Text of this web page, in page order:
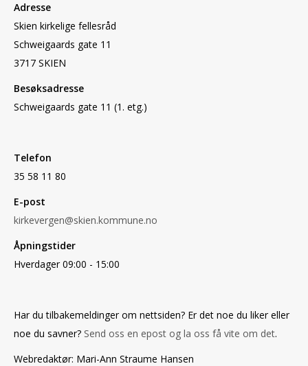
Adresse
Skien kirkelige fellesråd
Schweigaards gate 11
3717 SKIEN
Besøksadresse
Schweigaards gate 11 (1. etg.)
Telefon
35 58 11 80
E-post
kirkevergen@skien.kommune.no
Åpningstider
Hverdager 09:00 - 15:00
Har du tilbakemeldinger om nettsiden? Er det noe du liker eller
noe du savner? Send oss en epost og la oss få vite om det.
Webredaktør: Mari-Ann Straume Hansen